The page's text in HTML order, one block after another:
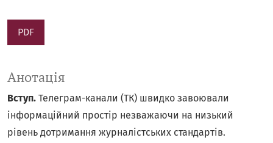
PDF
Анотація
Вступ. Телеграм-канали (ТК) швидко завоювали
інформаційний простір незважаючи на низький
рівень дотримання журналістських стандартів.